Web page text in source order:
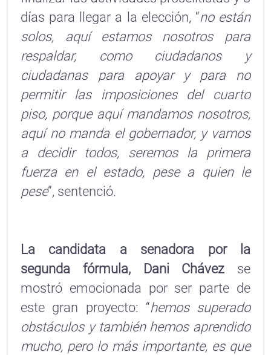
días para llegar a la elección, “no están
solos, aquí estamos nosotros para
respaldar, como ciudadanos y
ciudadanas para apoyar y para no
permitir las imposiciones del cuarto
piso, porque aquí mandamos nosotros,
aquí no manda el gobernador, y vamos
a decidir todos, seremos la primera
fuerza en el estado, pese a quien le
pese”, sentenció.
La candidata a senadora por la
segunda fórmula, Dani Chávez se
mostró emocionada por ser parte de
este gran proyecto: “hemos superado
obstáculos y también hemos aprendido
mucho, pero lo más importante, es que